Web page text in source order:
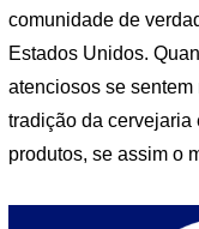
comunidade de
Estados Unidos.
atenciosos se
tradição da cervejaria
produtos, se assim o